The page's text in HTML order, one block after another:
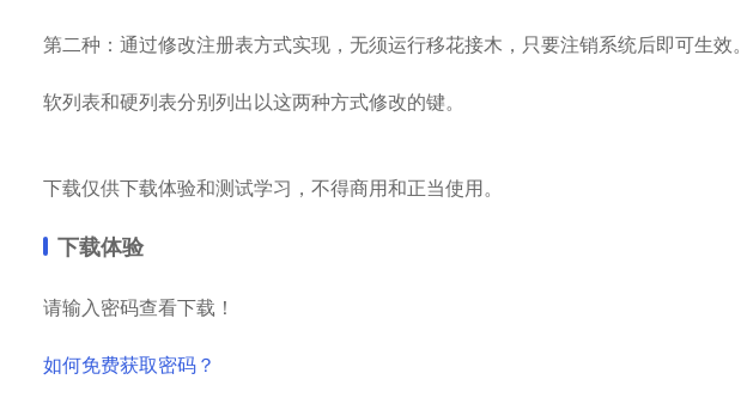
第二种：通过修改注册表方式实现，无须运行移花接木，只要注销系统后即可生效。
软列表和硬列表分别列出以这两种方式修改的键。
下载仅供下载体验和测试学习，不得商用和正当使用。
下载体验
请输入密码查看下载！
如何免费获取密码？